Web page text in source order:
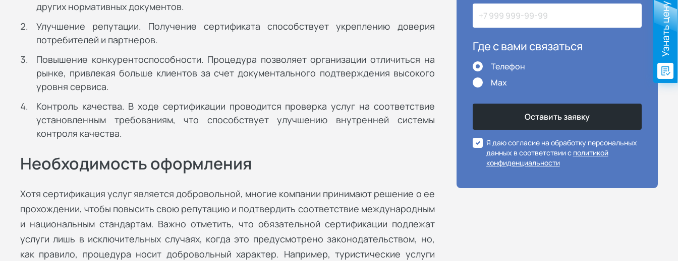
других нормативных документов.
Улучшение репутации. Получение сертификата способствует укреплению доверия
потребителей и партнеров.
Повышение конкурентоспособности. Процедура позволяет организации отличиться на
рынке, привлекая больше клиентов за счет документального подтверждения высокого
уровня сервиса.
Контроль качества. В ходе сертификации проводится проверка услуг на соответствие
установленным требованиям, что способствует улучшению внутренней системы
контроля качества.
Необходимость оформления
Хотя сертификация услуг является добровольной, многие компании принимают решение о ее
прохождении, чтобы повысить свою репутацию и подтвердить соответствие международным
и национальным стандартам. Важно отметить, что обязательной сертификации подлежат
услуги лишь в исключительных случаях, когда это предусмотрено законодательством, но,
как правило, процедура носит добровольный характер. Например, туристические услуги
Где с вами связаться
Телефон
Max
Я даю согласие на обработку персональных
данных в соответствии с политикой
конфиденциальности
Узнать цену